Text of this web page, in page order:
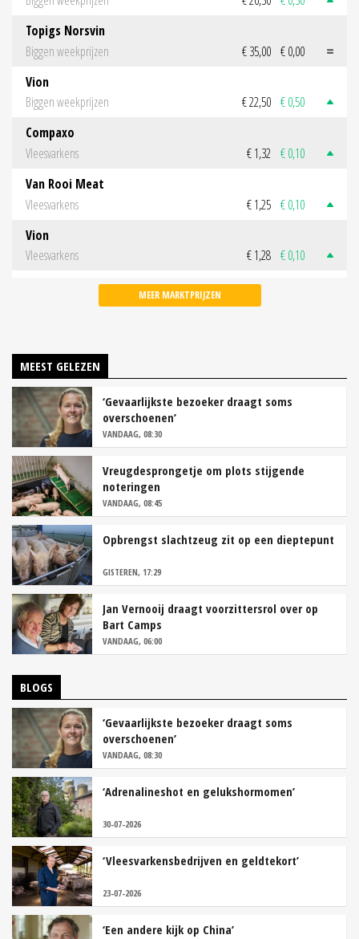
Topigs Norsvin
Biggen weekprijzen
€ 35,00 € 0,00
Vion
Biggen weekprijzen
€ 22,50 € 0,50
Compaxo
Vleesvarkens
€ 1,32 € 0,10
Van Rooi Meat
Vleesvarkens
€ 1,25 € 0,10
Vion
Vleesvarkens
€ 1,28 € 0,10
MEER MARKTPRIJZEN
MEEST GELEZEN
‘Gevaarlijkste bezoeker draagt soms
overschoenen’
VANDAAG, 08:30
Vreugdesprongetje om plots stijgende
noteringen
VANDAAG, 08:45
Opbrengst slachtzeug zit op een dieptepunt
GISTEREN, 17:29
Jan Vernooij draagt voorzittersrol over op
Bart Camps
VANDAAG, 06:00
BLOGS
‘Gevaarlijkste bezoeker draagt soms
overschoenen’
VANDAAG, 08:30
‘Adrenalineshot en gelukshormomen’
30-07-2026
‘Vleesvarkensbedrijven en geldtekort’
23-07-2026
‘Een andere kijk op China’